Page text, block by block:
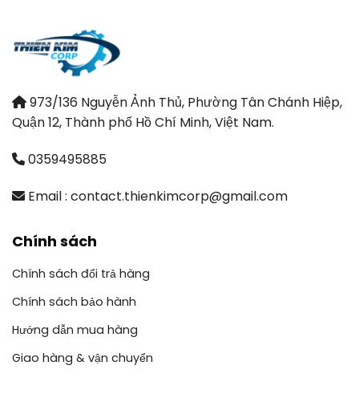
973/136 Nguyễn Ảnh Thủ, Phường Tân Chánh Hiệp,
Quận 12, Thành phố Hồ Chí Minh, Việt Nam.
0359495885
Email : contact.thienkimcorp@gmail.com
Chính sách
Chính sách đổi trả hàng
Chính sách bảo hành
Hướng dẫn mua hàng
Giao hàng & vận chuyển